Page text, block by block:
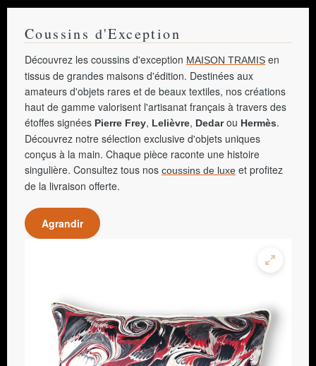
Coussins d'Exception
Découvrez les coussins d'exception MAISON TRAMIS en
tissus de grandes maisons d'édition. Destinées aux
amateurs d'objets rares et de beaux textiles, nos créations
haut de gamme valorisent l'artisanat français à travers des
étoffes signées Pierre Frey, Lelièvre, Dedarou Hermès.
Découvrez notre sélection exclusive d'objets uniques
conçus à la main. Chaque pièce raconte une histoire
singulière. Consultez tous nos coussins de luxe et profitez
de la livraison offerte.
Agrandir